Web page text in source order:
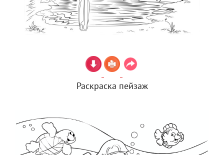
Раскраска пейзаж